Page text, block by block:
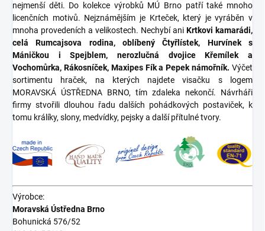
nejmenší děti. Do kolekce výrobků MÚ Brno patří také mnoho
licenčních motivů. Nejznámějším je Krteček, který je vyráběn v
mnoha provedeních a velikostech. Nechybí ani Krtkovi kamarádi,
celá Rumcajsova rodina, oblíbený Čtyřlístek, Hurvínek s
Máničkou i Spejblem, nerozlučná dvojice Křemílek a
Vochomůrka, Rákosníček, Maxipes Fík a Pepek námořník. Výčet
sortimentu hraček, na kterých najdete visačku s logem
MORAVSKÁ ÚSTŘEDNA BRNO, tím zdaleka nekončí. Návrháři
firmy stvořili dlouhou řadu dalších pohádkových postaviček, k
tomu králíky, slony, medvídky, pejsky a další přítulné tvory.
Výrobce:
Moravská Ústředna Brno
Bohunická 576/52